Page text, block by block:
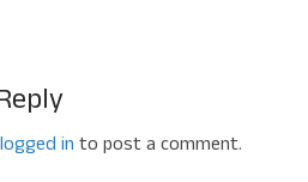
logged in to post a comment.